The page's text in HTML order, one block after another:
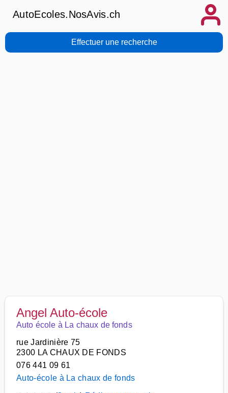
AutoEcoles.NosAvis.ch
Effectuer une recherche
Angel Auto-école
Auto école à La chaux de fonds
rue Jardinière 75
2300 LA CHAUX DE FONDS
076 441 09 61
Auto-école à La chaux de fonds